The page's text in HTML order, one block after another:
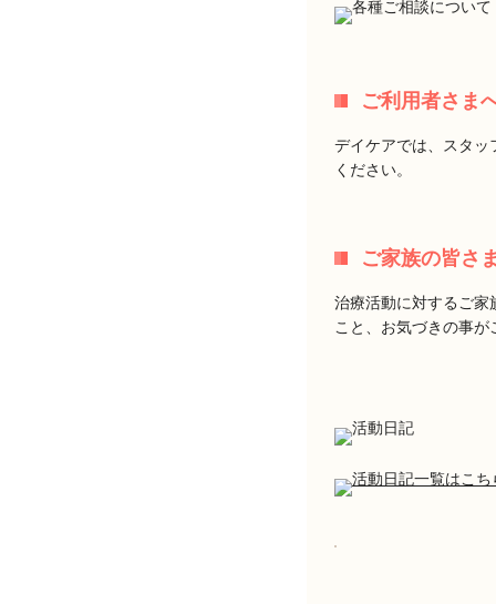
ご利用者さま
デイケアでは、スタッ
ください。
ご家族の皆さ
治療活動に対するご家
こと、お気づきの事